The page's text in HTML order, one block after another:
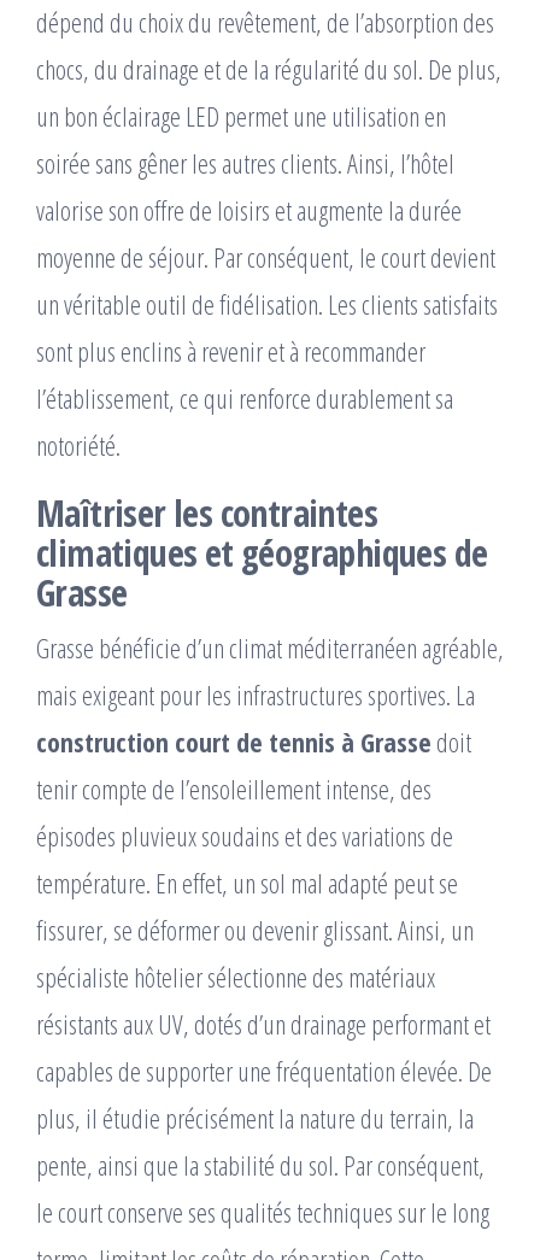
dépend du choix du revêtement, de l’absorption des
chocs, du drainage et de la régularité du sol. De plus,
un bon éclairage LED permet une utilisation en
soirée sans gêner les autres clients. Ainsi, l’hôtel
valorise son offre de loisirs et augmente la durée
moyenne de séjour. Par conséquent, le court devient
un véritable outil de fidélisation. Les clients satisfaits
sont plus enclins à revenir et à recommander
l’établissement, ce qui renforce durablement sa
notoriété.
Maîtriser les contraintes
climatiques et géographiques de
Grasse
Grasse bénéficie d’un climat méditerranéen agréable,
mais exigeant pour les infrastructures sportives. La
construction court de tennis à Grasse doit
tenir compte de l’ensoleillement intense, des
épisodes pluvieux soudains et des variations de
température. En effet, un sol mal adapté peut se
fissurer, se déformer ou devenir glissant. Ainsi, un
spécialiste hôtelier sélectionne des matériaux
résistants aux UV, dotés d’un drainage performant et
capables de supporter une fréquentation élevée. De
plus, il étudie précisément la nature du terrain, la
pente, ainsi que la stabilité du sol. Par conséquent,
le court conserve ses qualités techniques sur le long